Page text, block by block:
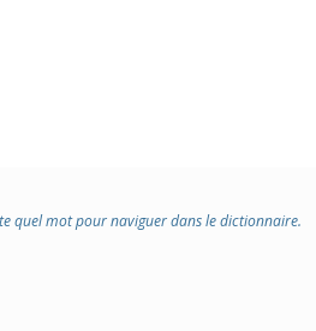
quel mot pour naviguer dans le dictionnaire.